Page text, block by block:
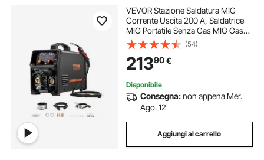
VEVOR Stazione Saldatura MIG
Corrente Uscita 200 A, Saldatrice
MIG Portatile Senza Gas MIG Gas
MMA Lift TIG MIG PLUSE 5 in 1 IGBT
Tecnologia Inverter Schermo LCD,
Torcia Lift TIG Non Inclusa
(54)
21390€
Disponibile
Consegna:non appena Mer.
Ago. 12
Aggiungi al carrello